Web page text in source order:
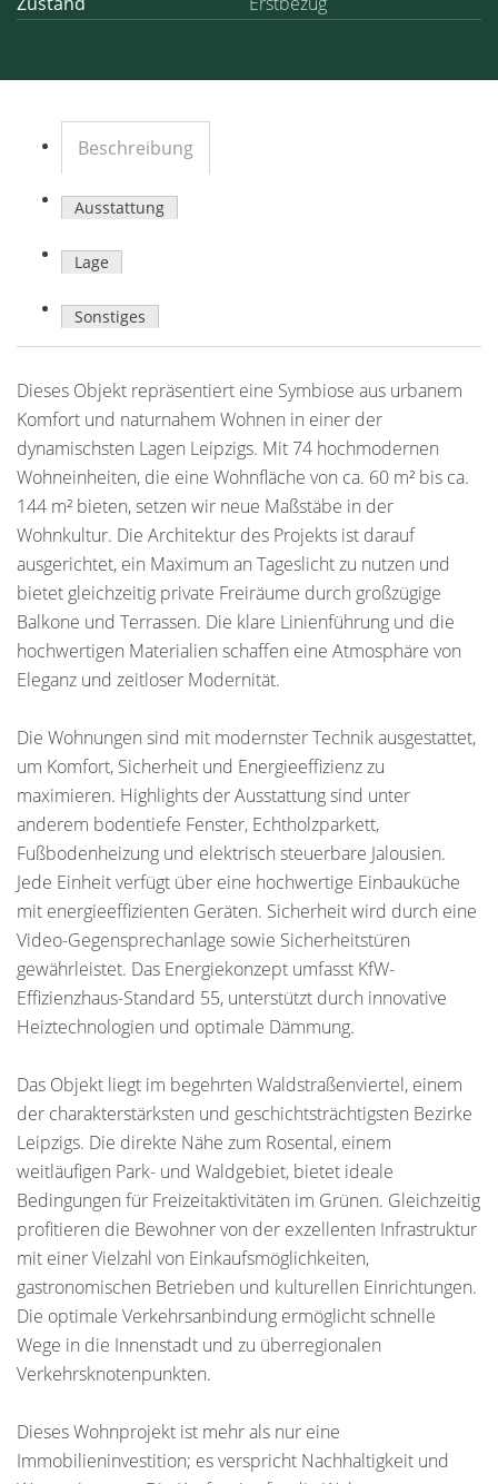
Beschreibung
Ausstattung
Lage
Sonstiges
Dieses Objekt repräsentiert eine Symbiose aus urbanem
Komfort und naturnahem Wohnen in einer der
dynamischsten Lagen Leipzigs. Mit 74 hochmodernen
Wohneinheiten, die eine Wohnfläche von ca. 60 m² bis ca.
144 m² bieten, setzen wir neue Maßstäbe in der
Wohnkultur. Die Architektur des Projekts ist darauf
ausgerichtet, ein Maximum an Tageslicht zu nutzen und
bietet gleichzeitig private Freiräume durch großzügige
Balkone und Terrassen. Die klare Linienführung und die
hochwertigen Materialien schaffen eine Atmosphäre von
Eleganz und zeitloser Modernität.
Die Wohnungen sind mit modernster Technik ausgestattet,
um Komfort, Sicherheit und Energieeffizienz zu
maximieren. Highlights der Ausstattung sind unter
anderem bodentiefe Fenster, Echtholzparkett,
Fußbodenheizung und elektrisch steuerbare Jalousien.
Jede Einheit verfügt über eine hochwertige Einbauküche
mit energieeffizienten Geräten. Sicherheit wird durch eine
Video-Gegensprechanlage sowie Sicherheitstüren
gewährleistet. Das Energiekonzept umfasst KfW-
Effizienzhaus-Standard 55, unterstützt durch innovative
Heiztechnologien und optimale Dämmung.
Das Objekt liegt im begehrten Waldstraßenviertel, einem
der charakterstärksten und geschichtsträchtigsten Bezirke
Leipzigs. Die direkte Nähe zum Rosental, einem
weitläufigen Park- und Waldgebiet, bietet ideale
Bedingungen für Freizeitaktivitäten im Grünen. Gleichzeitig
profitieren die Bewohner von der exzellenten Infrastruktur
mit einer Vielzahl von Einkaufsmöglichkeiten,
gastronomischen Betrieben und kulturellen Einrichtungen.
Die optimale Verkehrsanbindung ermöglicht schnelle
Wege in die Innenstadt und zu überregionalen
Verkehrsknotenpunkten.
Dieses Wohnprojekt ist mehr als nur eine
Immobilieninvestition; es verspricht Nachhaltigkeit und